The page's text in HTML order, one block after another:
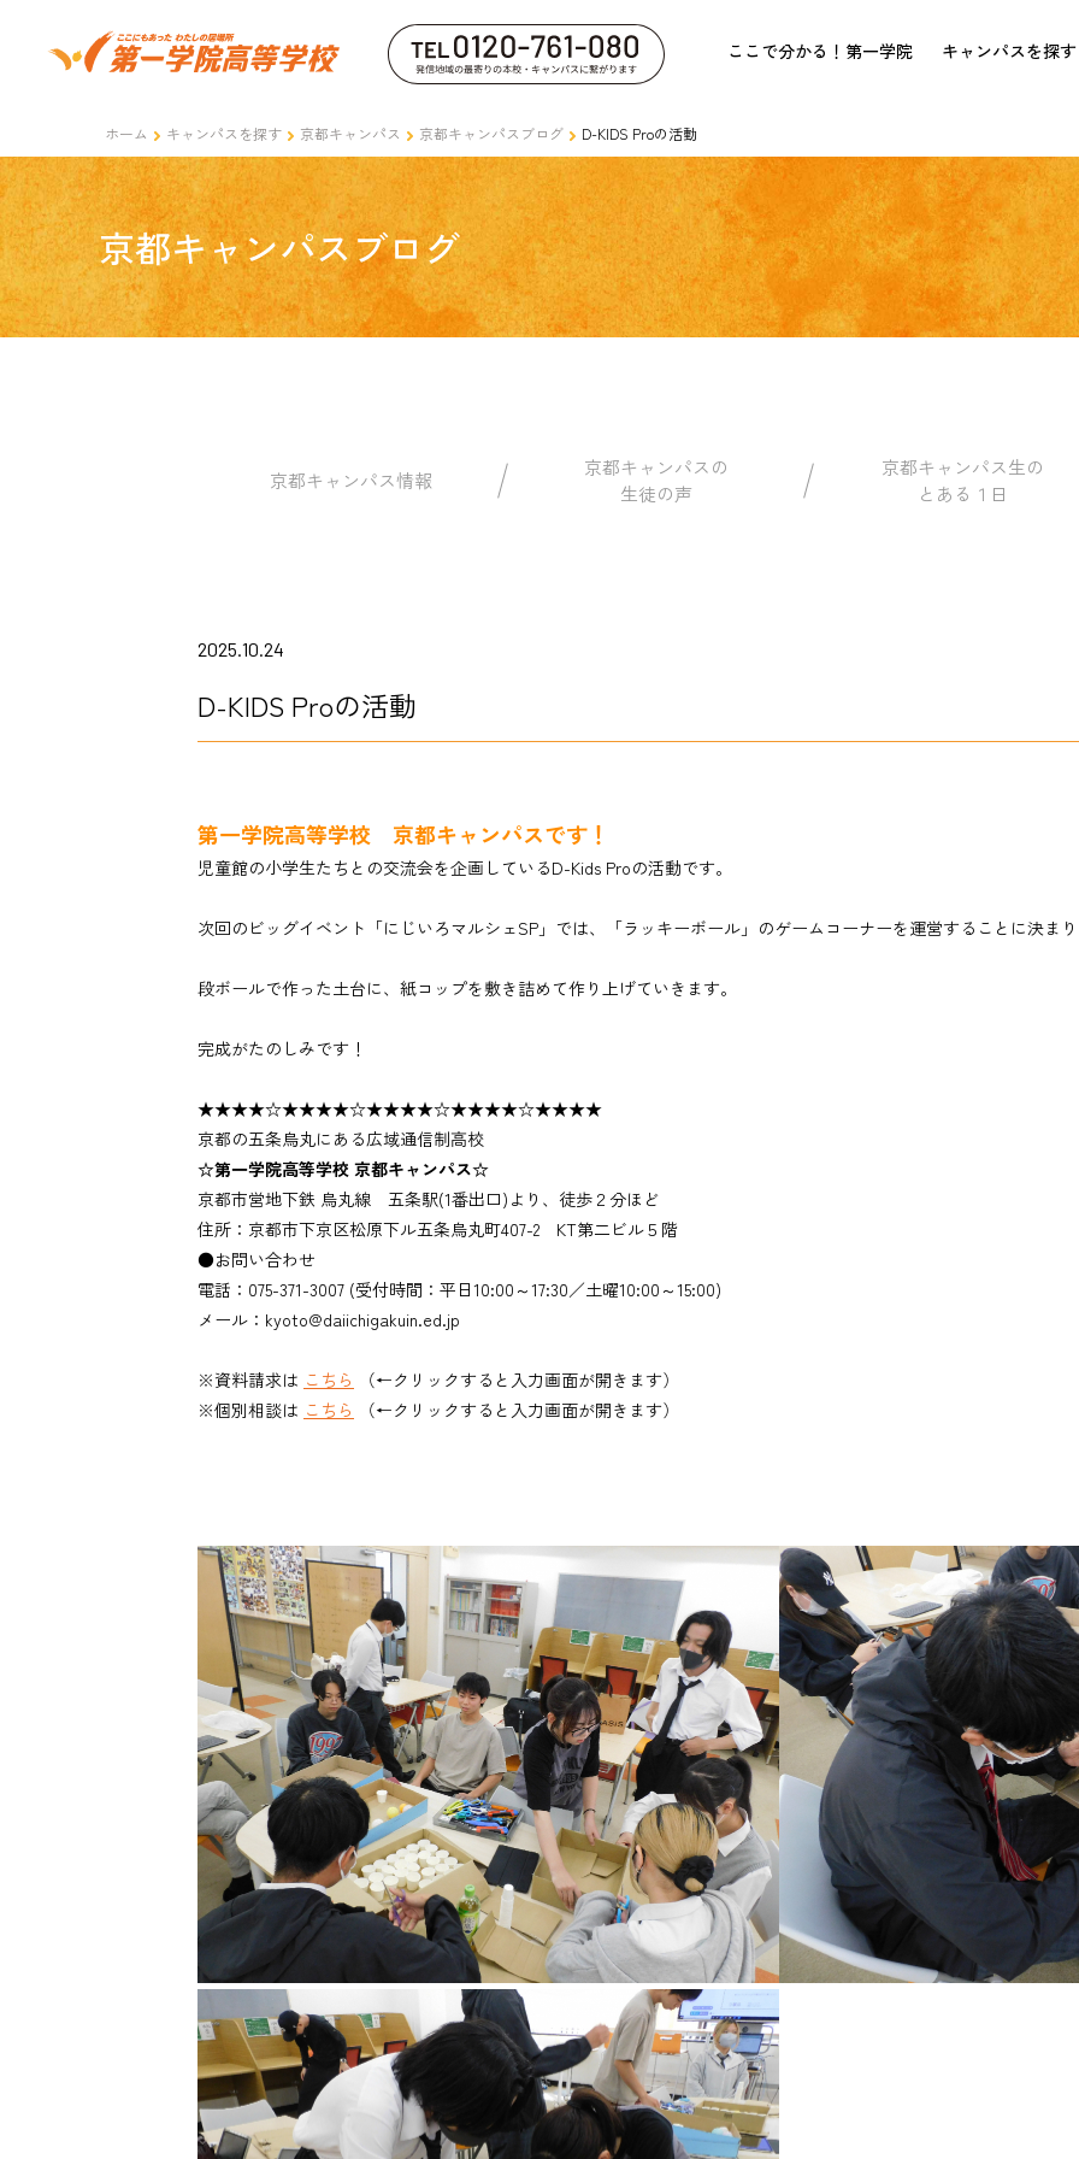
ここで分かる！第一学院 キャンパスを探す
ホーム キャンパスを探す 京都キャンパス 京都キャンパスブログ D-KIDS Proの活動
京都キャンパスブログ
京都キャンパス情報
京都キャンパスの
生徒の声
京都キャンパス生の
とある１日
2025.10.24
D-KIDS Proの活動
第一学院高等学校 京都キャンパスです！
児童館の小学生たちとの交流会を企画しているD-Kids Proの活動です。
次回のビッグイベント「にじいろマルシェSP」では、「ラッキーボール」のゲームコーナーを運営することに決ま
段ボールで作った土台に、紙コップを敷き詰めて作り上げていきます。
完成がたのしみです！
★★★★☆★★★★☆★★★★☆★★★★☆★★★★
京都の五条烏丸にある広域通信制高校
☆第一学院高等学校 京都キャンパス☆
京都市営地下鉄 烏丸線 五条駅(1番出口)より、徒歩２分ほど
住所：京都市下京区松原下ル五条烏丸町407-2 KT第二ビル５階
●お問い合わせ
電話：075-371-3007 (受付時間：平日10:00～17:30／土曜10:00～15:00)
メール：kyoto@daiichigakuin.ed.jp
※資料請求は こちら
（←クリックすると入力画面が開きます）
※個別相談は こちら （←クリックすると入力画面が開きます）